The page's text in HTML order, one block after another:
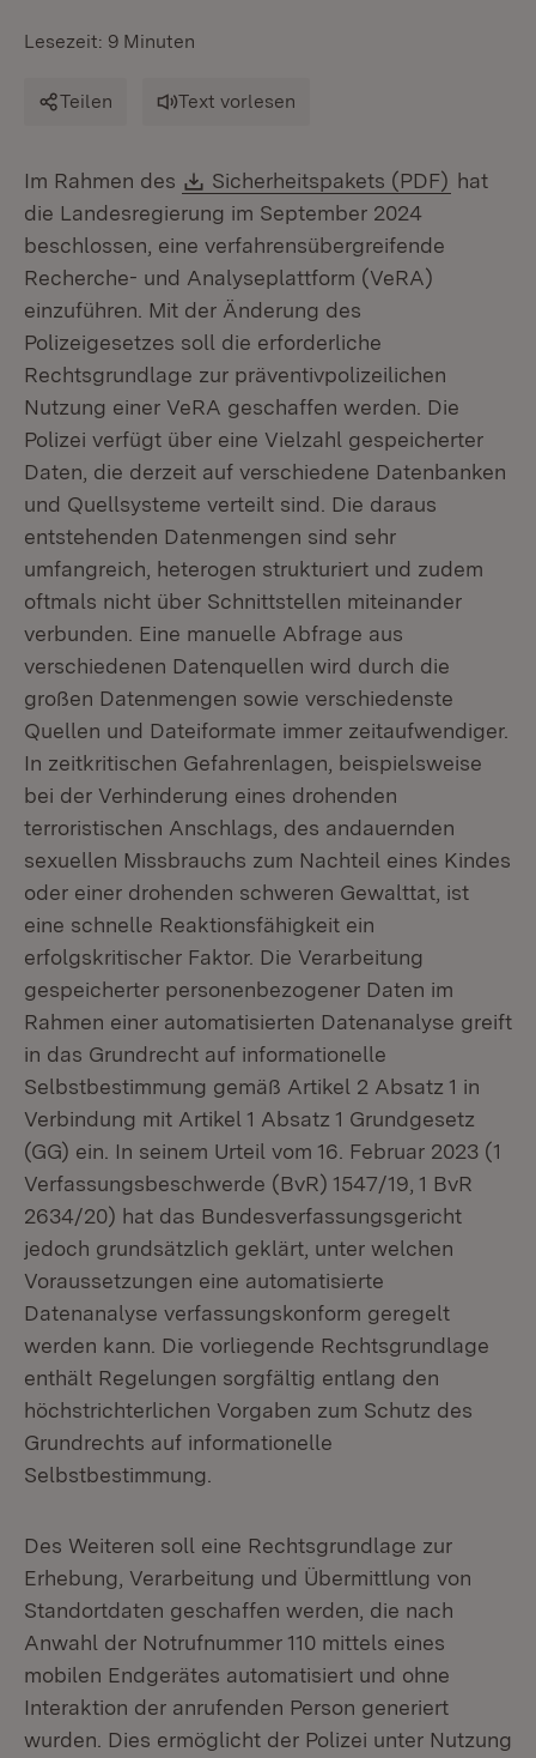
Lesezeit: 9 Minuten
Teilen Text vorlesen
Im Rahmen des Download:
Sicherheitspakets (PDF) (Öffnet
hat
die Landesregierung im September 2024
beschlossen, eine verfahrensübergreifende
Recherche- und Analyseplattform (VeRA)
einzuführen. Mit der Änderung des
Polizeigesetzes soll die erforderliche
Rechtsgrundlage zur präventivpolizeilichen
Nutzung einer VeRA geschaffen werden. Die
Polizei verfügt über eine Vielzahl gespeicherter
Daten, die derzeit auf verschiedene Datenbanken
und Quellsysteme verteilt sind. Die daraus
entstehenden Datenmengen sind sehr
umfangreich, heterogen strukturiert und zudem
oftmals nicht über Schnittstellen miteinander
verbunden. Eine manuelle Abfrage aus
verschiedenen Datenquellen wird durch die
großen Datenmengen sowie verschiedenste
Quellen und Dateiformate immer zeitaufwendiger.
In zeitkritischen Gefahrenlagen, beispielsweise
bei der Verhinderung eines drohenden
terroristischen Anschlags, des andauernden
sexuellen Missbrauchs zum Nachteil eines Kindes
oder einer drohenden schweren Gewalttat, ist
eine schnelle Reaktionsfähigkeit ein
erfolgskritischer Faktor. Die Verarbeitung
gespeicherter personenbezogener Daten im
Rahmen einer automatisierten Datenanalyse greift
in das Grundrecht auf informationelle
Selbstbestimmung gemäß Artikel 2 Absatz 1 in
Verbindung mit Artikel 1 Absatz 1 Grundgesetz
(GG) ein. In seinem Urteil vom 16. Februar 2023 (1
Verfassungsbeschwerde (BvR) 1547/19, 1 BvR
2634/20) hat das Bundesverfassungsgericht
jedoch grundsätzlich geklärt, unter welchen
Voraussetzungen eine automatisierte
Datenanalyse verfassungskonform geregelt
werden kann. Die vorliegende Rechtsgrundlage
enthält Regelungen sorgfältig entlang den
höchstrichterlichen Vorgaben zum Schutz des
Grundrechts auf informationelle
Selbstbestimmung.
Des Weiteren soll eine Rechtsgrundlage zur
Erhebung, Verarbeitung und Übermittlung von
Standortdaten geschaffen werden, die nach
Anwahl der Notrufnummer 110 mittels eines
mobilen Endgerätes automatisiert und ohne
Interaktion der anrufenden Person generiert
wurden. Dies ermöglicht der Polizei unter Nutzung